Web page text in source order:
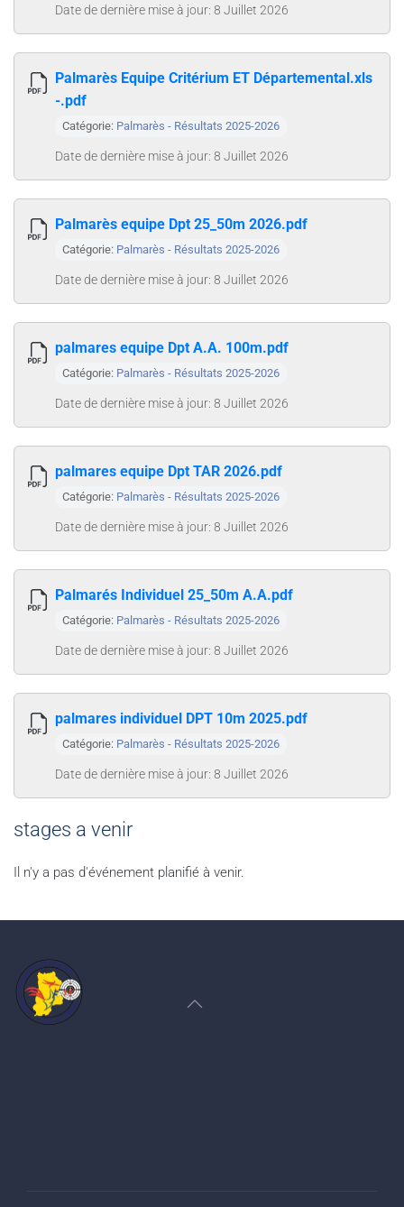
Date de dernière mise à jour: 8 Juillet 2026
Palmarès Equipe Critérium ET Départemental.xls
-.pdf
Catégorie: Palmarès - Résultats 2025-2026
Date de dernière mise à jour: 8 Juillet 2026
Palmarès equipe Dpt 25_50m 2026.pdf
Catégorie: Palmarès - Résultats 2025-2026
Date de dernière mise à jour: 8 Juillet 2026
palmares equipe Dpt A.A. 100m.pdf
Catégorie: Palmarès - Résultats 2025-2026
Date de dernière mise à jour: 8 Juillet 2026
palmares equipe Dpt TAR 2026.pdf
Catégorie: Palmarès - Résultats 2025-2026
Date de dernière mise à jour: 8 Juillet 2026
Palmarés Individuel 25_50m A.A.pdf
Catégorie: Palmarès - Résultats 2025-2026
Date de dernière mise à jour: 8 Juillet 2026
palmares individuel DPT 10m 2025.pdf
Catégorie: Palmarès - Résultats 2025-2026
Date de dernière mise à jour: 8 Juillet 2026
stages a venir
Il n'y a pas d'événement planifié à venir.